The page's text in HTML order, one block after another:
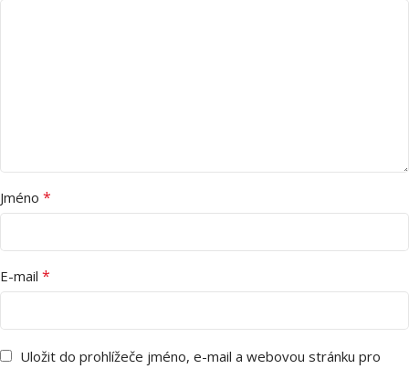
Jméno *
E-mail *
Uložit do prohlížeče jméno, e-mail a webovou stránku pro